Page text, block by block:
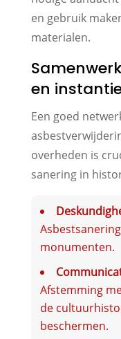
en gebruik
materialen.
en
Een goed
overheden is
sanering in
monumenten.
Afstemming
de
beschermen.